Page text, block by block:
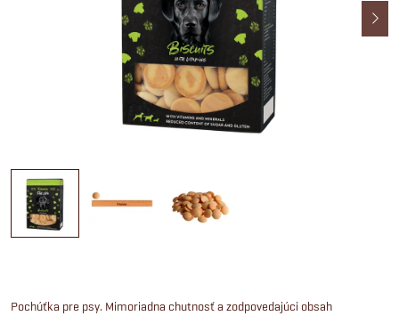
Pochúťka pre psy. Mimoriadna chutnosť a zodpovedajúci obsah